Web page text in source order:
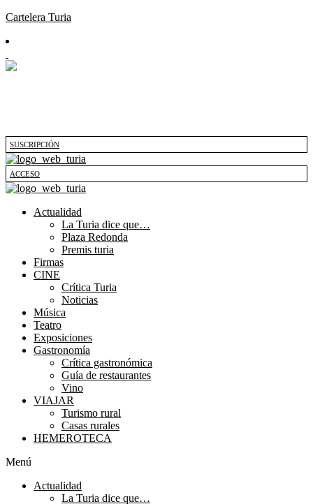
Cartelera Turia
SUSCRIPCIÓN
ACCESO
Actualidad
La Turia dice que…
Plaza Redonda
Premis turia
Firmas
CINE
Crítica Turia
Noticias
Música
Teatro
Exposiciones
Gastronomía
Crítica gastronómica
Guía de restaurantes
Vino
VIAJAR
Turismo rural
Casas rurales
HEMEROTECA
Menú
Actualidad
La Turia dice que…